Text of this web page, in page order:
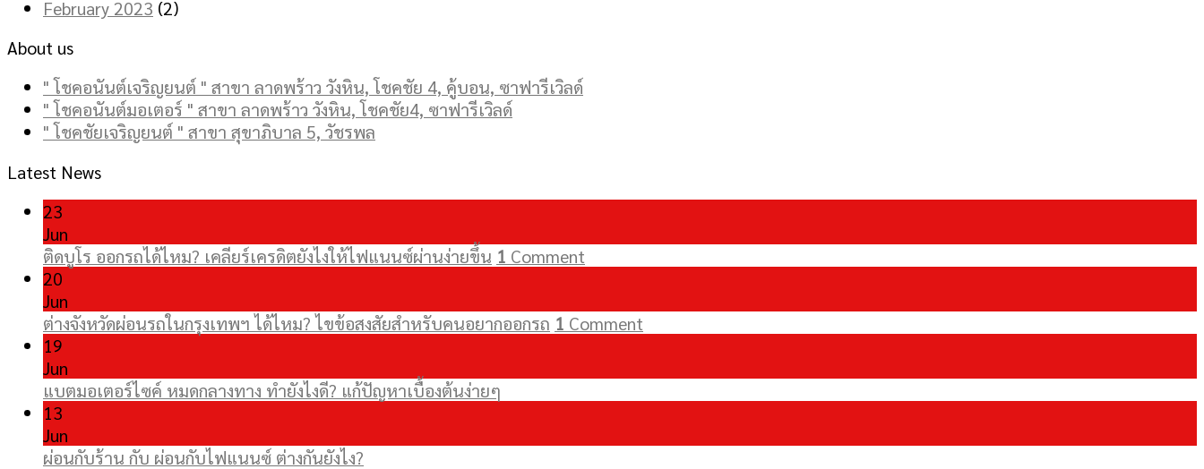
February 2023 (2)
About us
" โชคอนันต์เจริญยนต์ " สาขา ลาดพร้าว วังหิน, โชคชัย 4, คู้บอน, ซาฟารีเวิลด์
" โชคอนันต์มอเตอร์ " สาขา ลาดพร้าว วังหิน, โชคชัย4, ซาฟารีเวิลด์
" โชคชัยเจริญยนต์ " สาขา สุขาภิบาล 5, วัชรพล
Latest News
23
Jun
ติดบูโร ออกรถได้ไหม? เคลียร์เครดิตยังไงให้ไฟแนนซ์ผ่านง่ายขึ้น 1 Comment
20
Jun
ต่างจังหวัดผ่อนรถในกรุงเทพฯ ได้ไหม? ไขข้อสงสัยสำหรับคนอยากออกรถ 1 Comment
19
Jun
แบตมอเตอร์ไซค์ หมดกลางทาง ทำยังไงดี? แก้ปัญหาเบื้องต้นง่ายๆ
13
Jun
ผ่อนกับร้าน กับ ผ่อนกับไฟแนนซ์ ต่างกันยังไง?